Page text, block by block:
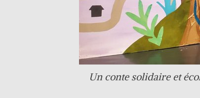
Un conte solidaire et